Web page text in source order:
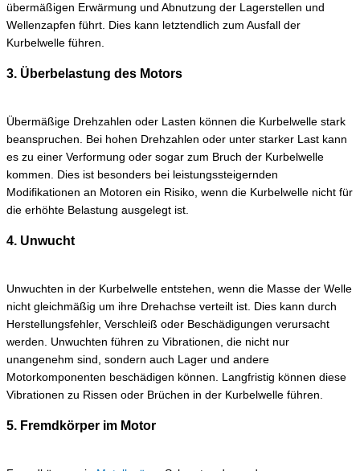
übermäßigen Erwärmung und Abnutzung der Lagerstellen und
Wellenzapfen führt. Dies kann letztendlich zum Ausfall der
Kurbelwelle führen.
3. Überbelastung des Motors
Übermäßige Drehzahlen oder Lasten können die Kurbelwelle stark
beanspruchen. Bei hohen Drehzahlen oder unter starker Last kann
es zu einer Verformung oder sogar zum Bruch der Kurbelwelle
kommen. Dies ist besonders bei leistungssteigernden
Modifikationen an Motoren ein Risiko, wenn die Kurbelwelle nicht für
die erhöhte Belastung ausgelegt ist.
4. Unwucht
Unwuchten in der Kurbelwelle entstehen, wenn die Masse der Welle
nicht gleichmäßig um ihre Drehachse verteilt ist. Dies kann durch
Herstellungsfehler, Verschleiß oder Beschädigungen verursacht
werden. Unwuchten führen zu Vibrationen, die nicht nur
unangenehm sind, sondern auch Lager und andere
Motorkomponenten beschädigen können. Langfristig können diese
Vibrationen zu Rissen oder Brüchen in der Kurbelwelle führen.
5. Fremdkörper im Motor